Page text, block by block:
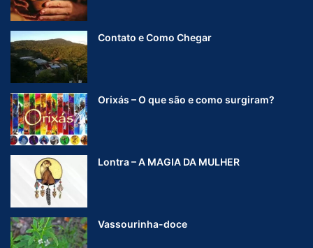
Contato e Como Chegar
Orixás – O que são e como surgiram?
Lontra – A MAGIA DA MULHER
Vassourinha-doce